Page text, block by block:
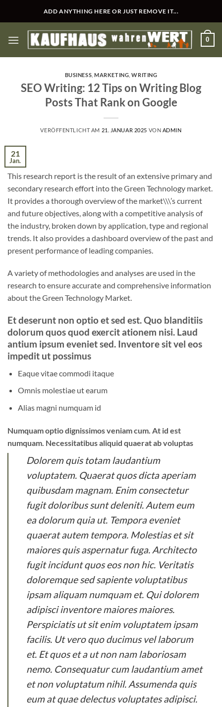
springen
ADD ANYTHING HERE OR JUST REMOVE IT...
0
BUSINESS ,MARKETING ,WRITING
SEO Writing: 12 Tips on Writing Blog
Posts That Rank on Google
VERÖFFENTLICHT AM 21. JANUAR 2025 VON ADMIN
21
Jan.
This research report is the result of an extensive primary and
secondary research effort into the Green Technology market.
It provides a thorough overview of the market\\\’s current
and future objectives, along with a competitive analysis of
the industry, broken down by application, type and regional
trends. It also provides a dashboard overview of the past and
present performance of leading companies.
A variety of methodologies and analyses are used in the
research to ensure accurate and comprehensive information
about the Green Technology Market.
Et deserunt non optio et sed est. Quo blanditiis
dolorum quos quod exercit ationem nisi. Laud
antium ipsum eveniet sed. Inventore sit vel eos
impedit ut possimus
Eaque vitae commodi itaque
Omnis molestiae ut earum
Alias magni numquam id
Numquam optio dignissimos veniam cum. At id est
numquam. Necessitatibus aliquid quaerat ab voluptas
Dolorem quis totam laudantium
voluptatem. Quaerat quos dicta aperiam
quibusdam magnam. Enim consectetur
fugit doloribus sunt deleniti. Autem eum
ea dolorum quia ut. Tempora eveniet
quaerat autem tempora. Molestias et sit
maiores quis aspernatur fuga. Architecto
fugit incidunt quos eos non hic. Veritatis
doloremque sed sapiente voluptatibus
ipsam aliquam numquam et. Qui dolorem
adipisci inventore maiores maiores.
Perspiciatis ut sit enim voluptatem ipsam
facilis. Ut vero quo ducimus vel laborum
et. Et quos et a ut non nam laboriosam
nemo. Consequatur cum laudantium amet
et non voluptatum nihil. Assumenda quis
eum at quae delectus voluptates adipisci.